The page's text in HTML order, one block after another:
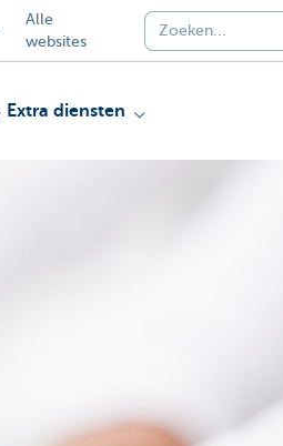
Alle
websites
Extra diensten